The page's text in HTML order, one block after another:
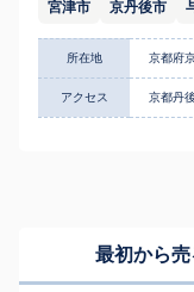
宮津市 京丹後市
所在地 京都府
アクセス 京都丹
最初から